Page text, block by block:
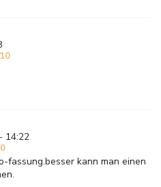
14:22
fassung.besser kann man einen